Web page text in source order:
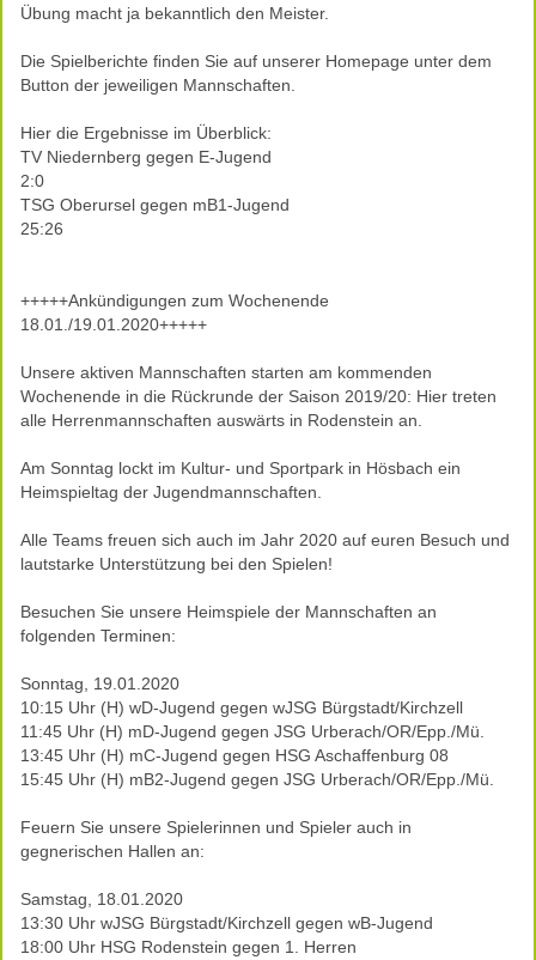
Übung macht ja bekanntlich den Meister.
Die Spielberichte finden Sie auf unserer Homepage unter dem
Button der jeweiligen Mannschaften.
Hier die Ergebnisse im Überblick:
TV Niedernberg gegen E-Jugend
2:0
TSG Oberursel gegen mB1-Jugend
25:26
+++++Ankündigungen zum Wochenende
18.01./19.01.2020+++++
Unsere aktiven Mannschaften starten am kommenden
Wochenende in die Rückrunde der Saison 2019/20: Hier treten
alle Herrenmannschaften auswärts in Rodenstein an.
Am Sonntag lockt im Kultur- und Sportpark in Hösbach ein
Heimspieltag der Jugendmannschaften.
Alle Teams freuen sich auch im Jahr 2020 auf euren Besuch und
lautstarke Unterstützung bei den Spielen!
Besuchen Sie unsere Heimspiele der Mannschaften an
folgenden Terminen:
Sonntag, 19.01.2020
10:15 Uhr (H) wD-Jugend gegen wJSG Bürgstadt/Kirchzell
11:45 Uhr (H) mD-Jugend gegen JSG Urberach/OR/Epp./Mü.
13:45 Uhr (H) mC-Jugend gegen HSG Aschaffenburg 08
15:45 Uhr (H) mB2-Jugend gegen JSG Urberach/OR/Epp./Mü.
Feuern Sie unsere Spielerinnen und Spieler auch in
gegnerischen Hallen an:
Samstag, 18.01.2020
13:30 Uhr wJSG Bürgstadt/Kirchzell gegen wB-Jugend
18:00 Uhr HSG Rodenstein gegen 1. Herren